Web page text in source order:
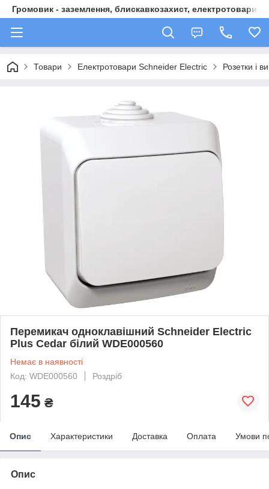
Громовик - заземлення, блискавкозахист, електротовари
Товари Електротовари Schneider Electric Розетки і
Перемикач одноклавішний Schneider Electric
Plus Cedar білий WDE000560
Немає в наявності
Код: WDE000560
Роздріб
145 ₴
Опис Характеристики Доставка Оплата Умови
Опис